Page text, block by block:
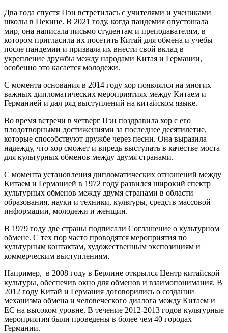
Два года спустя Пэн встретилась с учителями и учениками
школы в Пекине. В 2021 году, когда пандемия опустошала
мир, она написала письмо студентам и преподавателям, в
котором пригласила их посетить Китай для обмена и учебы
после пандемии и призвала их внести свой вклад в
укрепление дружбы между народами Китая и Германии,
особенно это касается молодежи.
С момента основания в 2014 году хор появлялся на многих
важных дипломатических мероприятиях между Китаем и
Германией и дал ряд выступлений на китайском языке.
Во время встречи в четверг Пэн поздравила хор с его
плодотворными достижениями за последнее десятилетие,
которые способствуют дружбе через песни. Она выразила
надежду, что хор сможет и впредь выступать в качестве моста
для культурных обменов между двумя странами.
С момента установления дипломатических отношений между
Китаем и Германией в 1972 году развился широкий спектр
культурных обменов между двумя странами в области
образования, науки и техники, культуры, средств массовой
информации, молодежи и женщин.
В 1979 году две страны подписали Соглашение о культурном
обмене. С тех пор часто проводятся мероприятия по
культурным контактам, художественным экспозициям и
коммерческим выступлениям.
Например, в 2008 году в Берлине открылся Центр китайской
культуры, обеспечив окно для обменов и взаимопонимания. В
2012 году Китай и Германия договорились о создании
механизма обмена и человеческого диалога между Китаем и
ЕС на высоком уровне. В течение 2012-2013 годов культурные
мероприятия были проведены в более чем 40 городах
Германии.